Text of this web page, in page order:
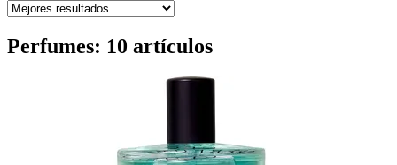
Perfumes: 10 artículos